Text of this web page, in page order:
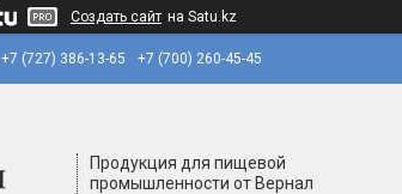
Создать сайт на Satu.kz
+7 (727) 386-13-65 +7 (700) 260-45-45
Продукция для пищевой
промышленности от Вернал